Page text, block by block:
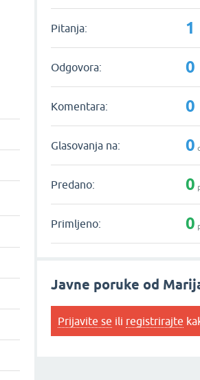
Pitanja: 1
Odgovora: 0
Komentara: 0
Glasovanja na: 0
Predano: 0
Primljeno: 0
Javne poruke od
Prijavite se ili registrirajte